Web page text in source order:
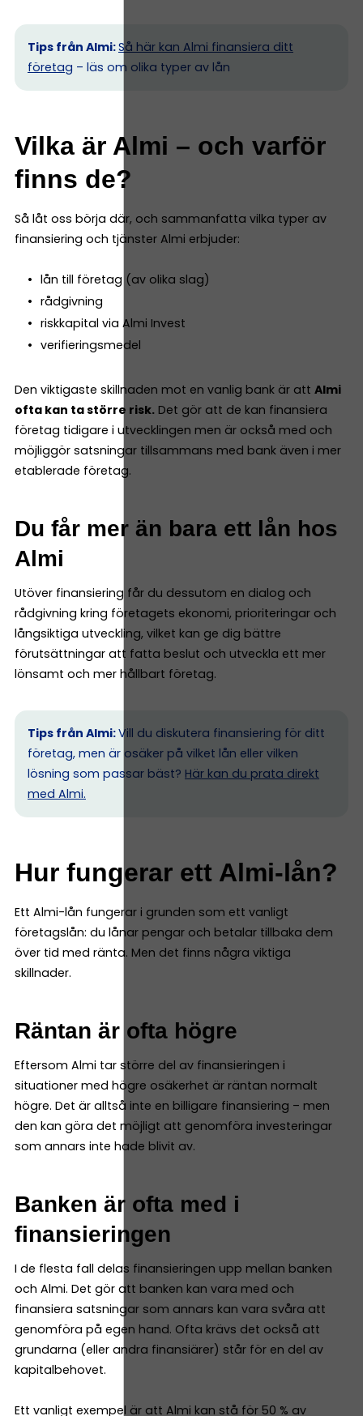
Tips från Almi:Så här kan Almi finansiera ditt
företag – läs om olika typer av lån
Vilka är Almi – och varför
finns de?
Så låt oss börja där, och sammanfatta vilka typer av
finansiering och tjänster Almi erbjuder:
lån till företag (av olika slag)
rådgivning
riskkapital via Almi Invest
verifieringsmedel
Den viktigaste skillnaden mot en vanlig bank är att Almi
ofta kan ta större risk. Det gör att de kan finansiera
företag tidigare i utvecklingen men är också med och
möjliggör satsningar tillsammans med bank även i mer
etablerade företag.
Du får mer än bara ett lån hos
Almi
Utöver finansiering får du dessutom en dialog och
rådgivning kring företagets ekonomi, prioriteringar och
långsiktiga utveckling, vilket kan ge dig bättre
förutsättningar att fatta beslut och utveckla ett mer
lönsamt och mer hållbart företag.
Tips från Almi:Vill du diskutera finansiering för ditt
företag, men är osäker på vilket lån eller vilken
lösning som passar bäst? Här kan du prata direkt
med Almi.
Hur fungerar ett Almi-lån?
Ett Almi-lån fungerar i grunden som ett vanligt
företagslån: du lånar pengar och betalar tillbaka dem
över tid med ränta. Men det finns några viktiga
skillnader.
Räntan är ofta högre
Eftersom Almi tar större del av finansieringen i
situationer med högre osäkerhet är räntan normalt
högre. Det är alltså inte en billigare finansiering – men
den kan göra det möjligt att genomföra investeringar
som annars inte hade blivit av.
Banken är ofta med i
finansieringen
I de flesta fall delas finansieringen upp mellan banken
och Almi. Det gör att banken kan vara med och
finansiera satsningar som annars kan vara svåra att
genomföra på egen hand. Ofta krävs det också att
grundarna (eller andra finansiärer) står för en del av
kapitalbehovet.
Ett vanligt exempel är att Almi kan stå för 50 % av